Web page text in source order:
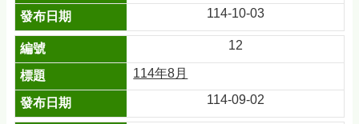
114-10-03
12
114年8月
114-09-02